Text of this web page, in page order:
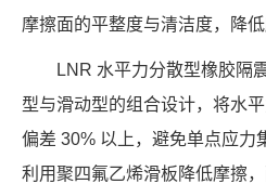
摩擦面的平整度与清洁度，降
LNR 水平力分散型橡胶隔
型与滑动型的组合设计，将水
偏差 30% 以上，避免单点应力
利用聚四氟乙烯滑板降低摩擦